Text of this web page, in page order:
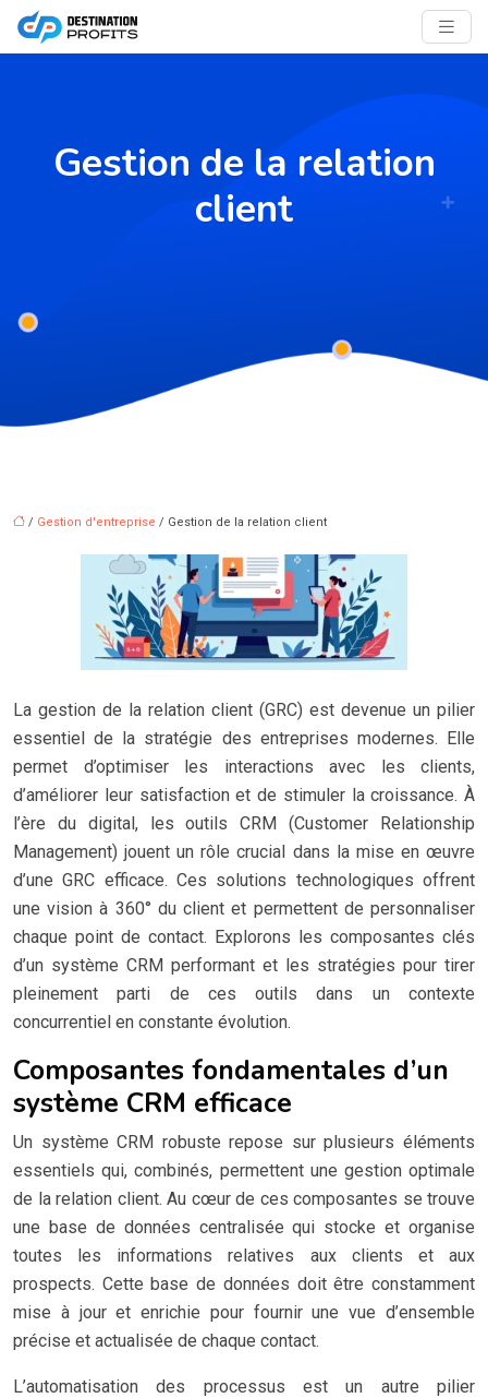
Gestion de la relation
client
/ Gestion d'entreprise / Gestion de la relation client
La gestion de la relation client (GRC) est devenue un pilier
essentiel de la stratégie des entreprises modernes. Elle
permet d’optimiser les interactions avec les clients,
d’améliorer leur satisfaction et de stimuler la croissance. À
l’ère du digital, les outils CRM (Customer Relationship
Management) jouent un rôle crucial dans la mise en œuvre
d’une GRC efficace. Ces solutions technologiques offrent
une vision à 360° du client et permettent de personnaliser
chaque point de contact. Explorons les composantes clés
d’un système CRM performant et les stratégies pour tirer
pleinement parti de ces outils dans un contexte
concurrentiel en constante évolution.
Composantes fondamentales d’un
système CRM efficace
Un système CRM robuste repose sur plusieurs éléments
essentiels qui, combinés, permettent une gestion optimale
de la relation client. Au cœur de ces composantes se trouve
une base de données centralisée qui stocke et organise
toutes les informations relatives aux clients et aux
prospects. Cette base de données doit être constamment
mise à jour et enrichie pour fournir une vue d’ensemble
précise et actualisée de chaque contact.
L’automatisation des processus est un autre pilier